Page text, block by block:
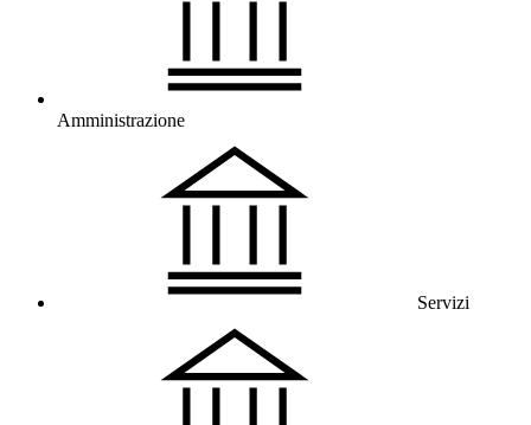
Amministrazione
Servizi